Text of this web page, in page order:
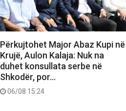
Përkujtohet Major Abaz Kupi në
Krujë, Aulon Kalaja: Nuk na
duhet konsullata serbe në
Shkodër, por…
06/08 15:24